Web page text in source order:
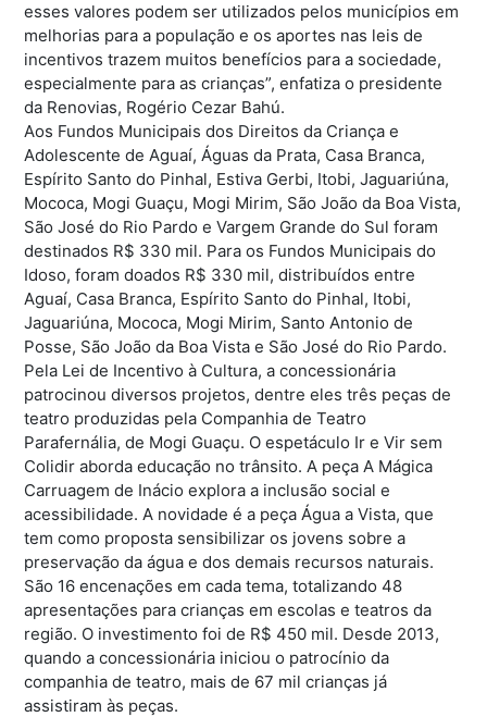
esses valores podem ser utilizados pelos municípios em
melhorias para a população e os aportes nas leis de
incentivos trazem muitos benefícios para a sociedade,
especialmente para as crianças”, enfatiza o presidente
da Renovias, Rogério Cezar Bahú.
Aos Fundos Municipais dos Direitos da Criança e
Adolescente de Aguaí, Águas da Prata, Casa Branca,
Espírito Santo do Pinhal, Estiva Gerbi, Itobi, Jaguariúna,
Mococa, Mogi Guaçu, Mogi Mirim, São João da Boa Vista,
São José do Rio Pardo e Vargem Grande do Sul foram
destinados R$ 330 mil. Para os Fundos Municipais do
Idoso, foram doados R$ 330 mil, distribuídos entre
Aguaí, Casa Branca, Espírito Santo do Pinhal, Itobi,
Jaguariúna, Mococa, Mogi Mirim, Santo Antonio de
Posse, São João da Boa Vista e São José do Rio Pardo.
Pela Lei de Incentivo à Cultura, a concessionária
patrocinou diversos projetos, dentre eles três peças de
teatro produzidas pela Companhia de Teatro
Parafernália, de Mogi Guaçu. O espetáculo Ir e Vir sem
Colidir aborda educação no trânsito. A peça A Mágica
Carruagem de Inácio explora a inclusão social e
acessibilidade. A novidade é a peça Água a Vista, que
tem como proposta sensibilizar os jovens sobre a
preservação da água e dos demais recursos naturais.
São 16 encenações em cada tema, totalizando 48
apresentações para crianças em escolas e teatros da
região. O investimento foi de R$ 450 mil. Desde 2013,
quando a concessionária iniciou o patrocínio da
companhia de teatro, mais de 67 mil crianças já
assistiram às peças.